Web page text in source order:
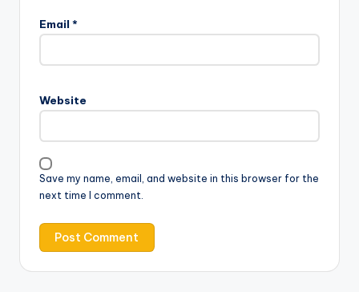
Email *
Website
Save my name, email, and website in this browser for the
next time I comment.